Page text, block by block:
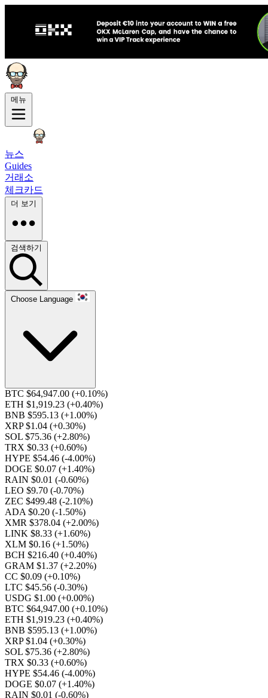
메뉴
뉴스
Guides
거래소
체크카드
더 보기
검색하기
Choose Language
BTC $64,947.00 (+0.10%)
ETH $1,919.23 (+0.40%)
BNB $595.13 (+1.00%)
XRP $1.04 (+0.30%)
SOL $75.36 (+2.80%)
TRX $0.33 (+0.60%)
HYPE $54.46 (-4.00%)
DOGE $0.07 (+1.40%)
RAIN $0.01 (-0.60%)
LEO $9.70 (-0.70%)
ZEC $499.48 (-2.10%)
ADA $0.20 (-1.50%)
XMR $378.04 (+2.00%)
LINK $8.33 (+1.60%)
XLM $0.16 (+1.50%)
BCH $216.40 (+0.40%)
GRAM $1.37 (+2.20%)
CC $0.09 (+0.10%)
LTC $45.56 (-0.30%)
USDG $1.00 (+0.00%)
BTC $64,947.00 (+0.10%)
ETH $1,919.23 (+0.40%)
BNB $595.13 (+1.00%)
XRP $1.04 (+0.30%)
SOL $75.36 (+2.80%)
TRX $0.33 (+0.60%)
HYPE $54.46 (-4.00%)
DOGE $0.07 (+1.40%)
RAIN $0.01 (-0.60%)